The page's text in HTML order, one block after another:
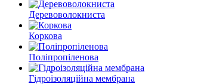
Деревоволокниста
Коркова
Поліпропіленова
Гідроізоляційна мембрана